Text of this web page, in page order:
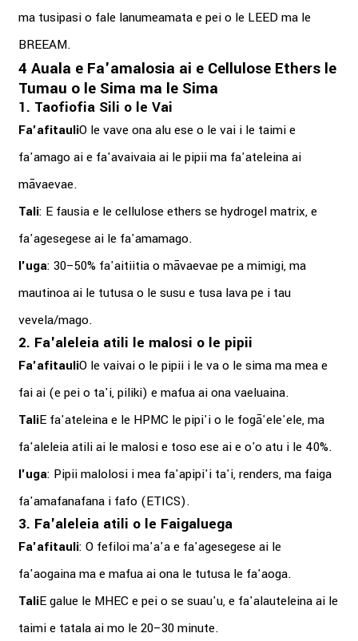
ma tusipasi o fale lanumeamata e pei o le LEED ma le
BREEAM.
4 Auala e Fa'amalosia ai e Cellulose Ethers le
Tumau o le Sima ma le Sima
1. Taofiofia Sili o le Vai
Fa'afitauliO le vave ona alu ese o le vai i le taimi e
fa'amago ai e fa'avaivaia ai le pipii ma fa'ateleina ai
māvaevae.
Tali: E fausia e le cellulose ethers se hydrogel matrix, e
fa'agesegese ai le fa'amamago.
I'uga: 30–50% fa'aitiitia o māvaevae pe a mimigi, ma
mautinoa ai le tutusa o le susu e tusa lava pe i tau
vevela/mago.
2. Fa'aleleia atili le malosi o le pipii
Fa'afitauliO le vaivai o le pipii i le va o le sima ma mea e
fai ai (e pei o ta'i, piliki) e mafua ai ona vaeluaina.
TaliE fa'ateleina e le HPMC le pipi'i o le fogā'ele'ele, ma
fa'aleleia atili ai le malosi e toso ese ai e o'o atu i le 40%.
I'uga: Pipii malolosi i mea fa'apipi'i ta'i, renders, ma faiga
fa'amafanafana i fafo (ETICS).
3. Fa'aleleia atili o le Faigaluega
Fa'afitauli: O fefiloi ma'a'a e fa'agesegese ai le
fa'aogaina ma e mafua ai ona le tutusa le fa'aoga.
TaliE galue le MHEC e pei o se suau'u, e fa'alauteleina ai le
taimi e tatala ai mo le 20–30 minute.